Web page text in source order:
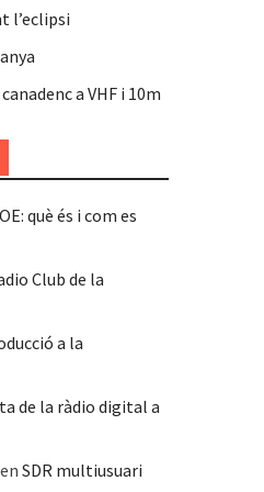
l’eclipsi
a VHF i 10m
què és i com es
Club de la
a la
de la ràdio digital a
en SDR multiusuari